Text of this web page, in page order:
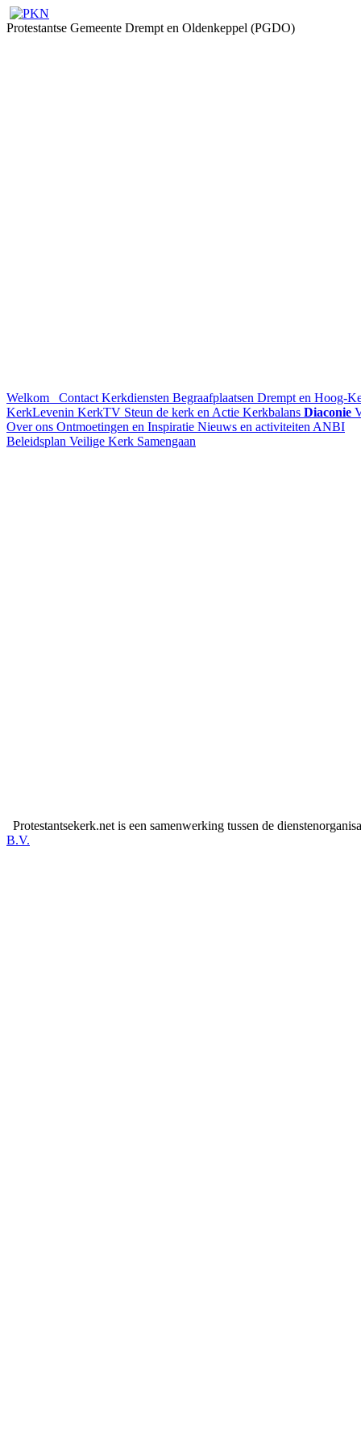
Protestantse Gemeente Drempt en Oldenkeppel (PGDO)
Welkom Contact Kerkdiensten Begraafplaatsen Drempt en Hoog-
KerkLevenin KerkTV Steun de kerk en Actie Kerkbalans Diaconie
Over ons Ontmoetingen en Inspiratie Nieuws en activiteiten ANBI
Beleidsplan Veilige Kerk Samengaan
Protestantsekerk.net is een samenwerking tussen de
B.V.